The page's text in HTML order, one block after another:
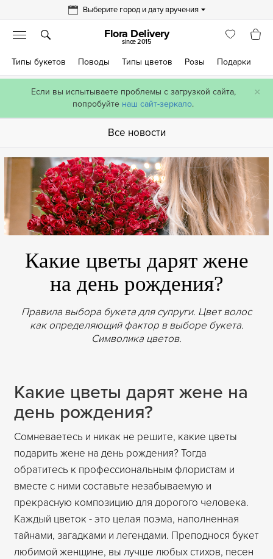
×
Если вы испытываете проблемы с загрузкой сайта,
попробуйте наш сайт-зеркало.
Выберите город и дату вручения
Flora Delivery
since 2015
Типы букетов Поводы Типы цветов Розы Подарки
Все новости
Какие цветы дарят жене
на день рождения?
Правила выбора букета для супруги. Цвет волос
как определяющий фактор в выборе букета.
Символика цветов.
Какие цветы дарят жене на
день рождения?
Сомневаетесь и никак не решите, какие цветы
подарить жене на день рождения? Тогда
обратитесь к профессиональным флористам и
вместе с ними составьте незабываемую и
прекрасную композицию для дорогого человека.
Каждый цветок - это целая поэма, наполненная
тайнами, загадками и легендами. Преподнося букет
любимой женщине, вы лучше любых стихов, песен